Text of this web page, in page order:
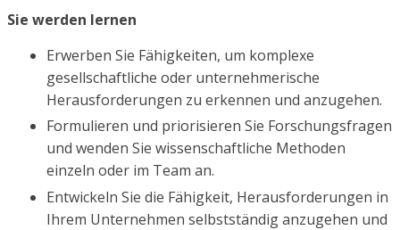
Sie werden lernen
Erwerben Sie Fähigkeiten, um komplexe
gesellschaftliche oder unternehmerische
Herausforderungen zu erkennen und anzugehen.
Formulieren und priorisieren Sie Forschungsfragen
und wenden Sie wissenschaftliche Methoden
einzeln oder im Team an.
Entwickeln Sie die Fähigkeit, Herausforderungen in
Ihrem Unternehmen selbstständig anzugehen und